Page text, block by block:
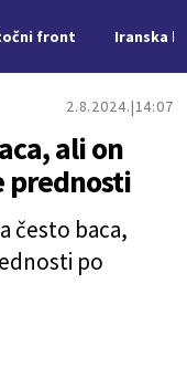
front Iranska
2.8.2024. 14:07
ali on
prednosti
često baca,
po